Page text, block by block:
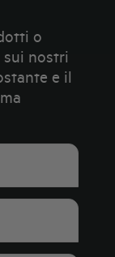
o
nostri
e il